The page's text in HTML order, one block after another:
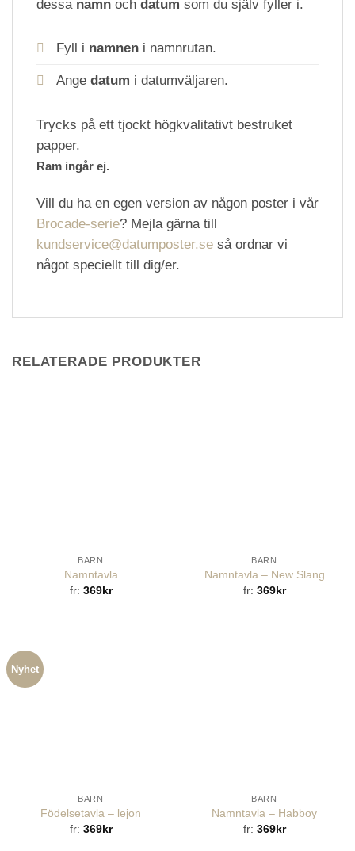
dessa namn och datum som du själv fyller i.
Fyll i namnen i namnrutan.
Ange datum i datumväljaren.
Trycks på ett tjockt högkvalitativt bestruket
papper.
Ram ingår ej.
Vill du ha en egen version av någon poster i vår
Brocade-serie? Mejla gärna till
kundservice@datumposter.se så ordnar vi
något speciellt till dig/er.
RELATERADE PRODUKTER
BARN
Namntavla
fr: 369kr
BARN
Namntavla – New Slang
fr: 369kr
Nyhet
BARN
Födelsetavla – lejon
fr: 369kr
BARN
Namntavla – Habboy
fr: 369kr